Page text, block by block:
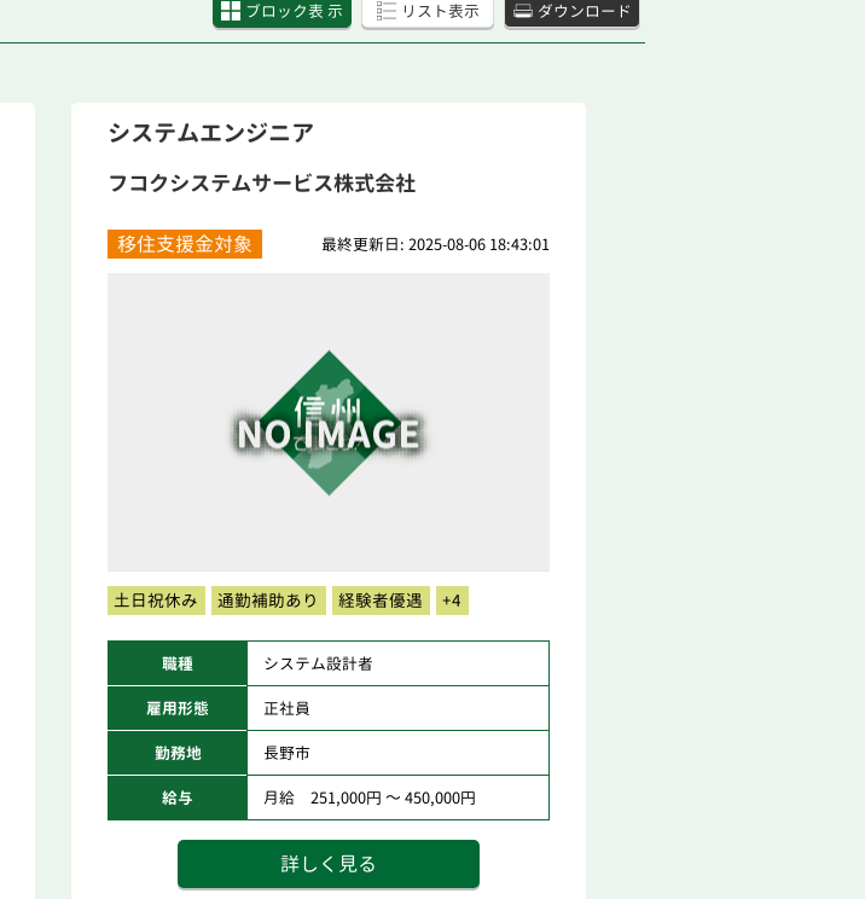
ブロック表 示 リスト表示 ダウンロード
システムエンジニア
フコクシステムサービス株式会社
移住支援金対象 最終更新日: 2025-08-06 18:43:01
土日祝休み 通勤補助あり 経験者優遇 +4
職種 システム設計者
雇用形態 正社員
勤務地 長野市
給与 月給 251,000円 ～ 450,000円
詳しく見る